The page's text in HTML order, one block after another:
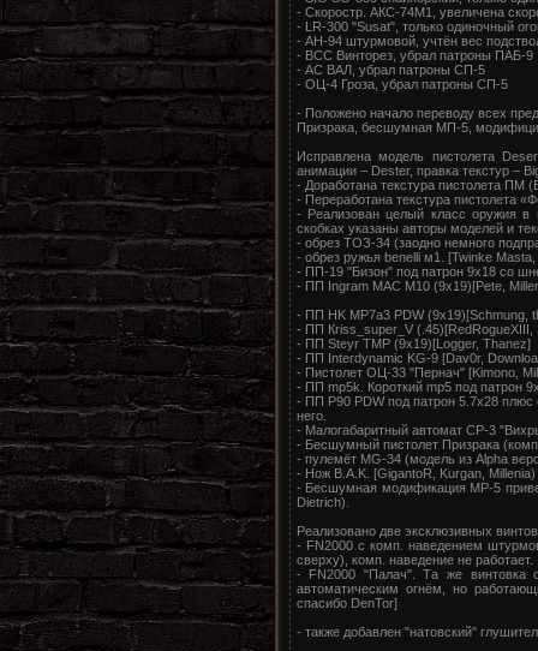
- Скоростр. АКС-74М1, увеличена
- LR-300 "Susat", только одиночный
- АH-94 штурмовой, учтён вес
- ВСС Винторез, убрал патроны ПАБ-9
- АС ВАЛ, убрал патроны СП-5
- ОЦ-4 Гроза, убрал патроны СП-5
- Положено начало переводу всех
Призрака, бесшумная МП-5,
Исправлена модель пистолета
анимации – Dester, правка текстур –
- Доработана текстура пистолета ПМ
- Переработана текстура пистолета
- Реализован целый класс оружия в
скобках указаны авторы моделей и
- обрез ТОЗ-34 (заодно немного
- обрез ружья benelli м1. [Twinke
- ПП-19 "Бизон" под патрон 9х18 со
- ПП Ingram MAC M10 (9х19)[Pete,
- ПП HK MP7a3 PDW (9х19)[Schmung,
- ПП Кriss_super_V (.45)[RedRogueXIII,
- ПП Steyr TMP (9х19)[Logger, Thanez]
- ПП Interdynamic KG-9 [Dav0r,
- Пистолет ОЦ-33 "Пернач" [Kimono,
- ПП mp5k. Короткий mp5 под патрон
- ПП P90 PDW под патрон 5.7х28
него.
- Малогабаритный автомат CР-3
- Бесшумный пистолет Призрака
- пулемёт MG-34 (модель из Alpha
- Нож B.A.K. [GigantoR, Kurgan, Millenia)
- Бесшумная модификация MP-5
Dietrich).
Реализовано две эксклюзивных
- FN2000 c комп. наведением
сверху), комп. наведение не работает.
- FN2000 "Палач". Та же винтовка
автоматическим огнём, но
спасибо DenTor]
- также добавлен "натовский"